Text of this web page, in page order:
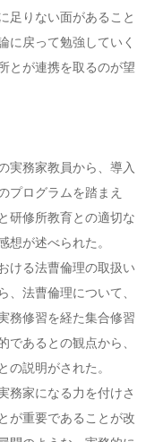
足りない面があること
に戻って勉強していく
とが連携を取るのが望
実務家教員から、導入
プログラムを踏まえ
研修所教育との適切な
想が述べられた。
ける法曹倫理の取扱い
、法曹倫理について、
務修習を経た集合修習
であるとの観点から、
の説明がされた。
務家になる力を付けさ
が重要であることが改